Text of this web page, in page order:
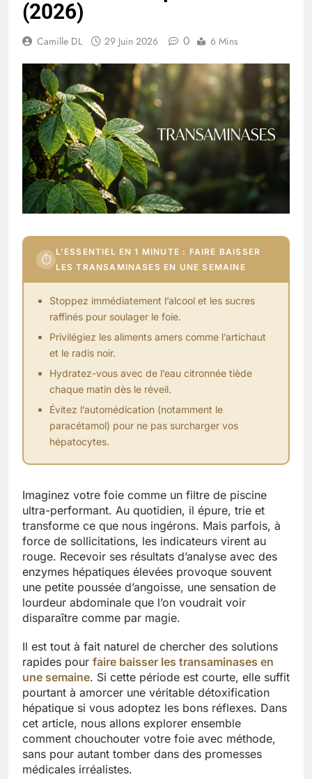
(2026)
Camille DL 29 Juin 2026 0 6 Mins
⏱
L’ESSENTIEL EN 1 MINUTE : FAIRE BAISSER
LES TRANSAMINASES EN UNE SEMAINE
Stoppez immédiatement l’alcool et les sucres
raffinés pour soulager le foie.
Privilégiez les aliments amers comme l’artichaut
et le radis noir.
Hydratez-vous avec de l’eau citronnée tiède
chaque matin dès le réveil.
Évitez l’automédication (notamment le
paracétamol) pour ne pas surcharger vos
hépatocytes.
Imaginez votre foie comme un filtre de piscine
ultra-performant. Au quotidien, il épure, trie et
transforme ce que nous ingérons. Mais parfois, à
force de sollicitations, les indicateurs virent au
rouge. Recevoir ses résultats d’analyse avec des
enzymes hépatiques élevées provoque souvent
une petite poussée d’angoisse, une sensation de
lourdeur abdominale que l’on voudrait voir
disparaître comme par magie.
Il est tout à fait naturel de chercher des solutions
rapides pour faire baisser les transaminases en
une semaine. Si cette période est courte, elle suffit
pourtant à amorcer une véritable détoxification
hépatique si vous adoptez les bons réflexes. Dans
cet article, nous allons explorer ensemble
comment chouchouter votre foie avec méthode,
sans pour autant tomber dans des promesses
médicales irréalistes.